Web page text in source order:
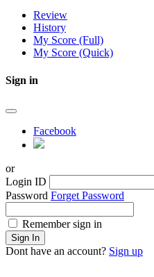
Review
History
My Score (Full)
My Score (Quick)
Sign in
Facebook
or
Login ID
Password Forget Password
Remember sign in
Sign In
Dont have an account? Sign up